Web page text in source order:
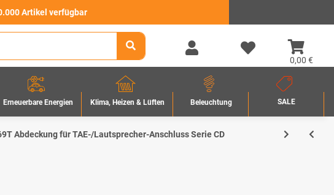
Artikel verfügbar
0,00 €
Erneuerbare Energien Klima, Heizen & Lüften Beleuchtung SALE
Abdeckung für TAE-/Lautsprecher-Anschluss Serie CD